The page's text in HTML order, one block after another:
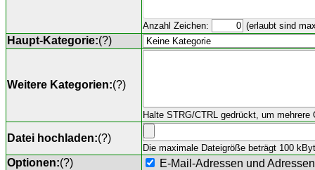
Anzahl Zeichen: (erlaubt sind
Haupt-Kategorie:(?)
Weitere Kategorien:(?)
Halte STRG/CTRL gedrückt, um mehrere
Datei hochladen:(?)
Die maximale Dateigröße beträgt 100
Optionen:(?) E-Mail-Adressen und